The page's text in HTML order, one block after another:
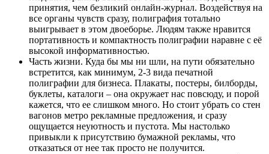
принятия, чем безликий онлайн-журнал. Воздействуя на
все органы чувств сразу, полиграфия тотально
выигрывает в этом двоеборье. Людям также нравится
портативность и компактность полиграфии наравне с её
высокой информативностью.
Часть жизни. Куда бы мы ни шли, на пути обязательно
встретится, как минимум, 2-3 вида печатной
полиграфии для бизнеса. Плакаты, постеры, билборды,
буклеты, каталоги – она окружает нас повсюду, и порой
кажется, что ее слишком много. Но стоит убрать со стен
вагонов метро рекламные предложения, и сразу
ощущается неуютность и пустота. Мы настолько
привыкли к присутствию бумажной рекламы, что
отказаться от нее так просто не получится.